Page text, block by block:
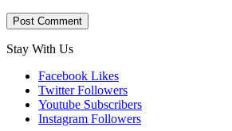
Stay With Us
Facebook Likes
Twitter Followers
Youtube Subscribers
Instagram Followers